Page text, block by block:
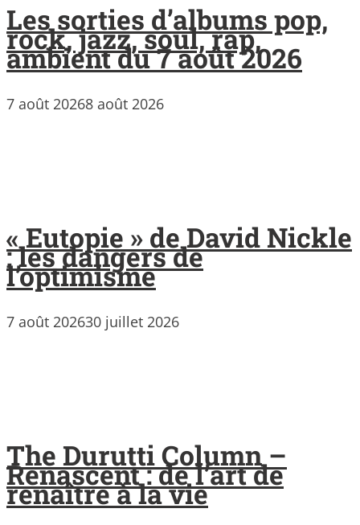
Les sorties d’albums pop,
rock, jazz, soul, rap,
ambient du 7 août 2026
7 août 20268 août 2026
« Eutopie » de David Nickle
: les dangers de
l’optimisme
7 août 202630 juillet 2026
The Durutti Column –
Renascent : de l’art de
renaître à la vie